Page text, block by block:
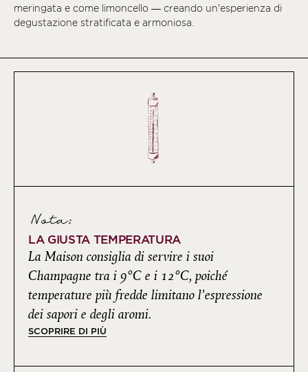
meringata e come limoncello — creando un'esperienza di
degustazione stratificata e armoniosa.
Nota:
LA GIUSTA TEMPERATURA
La Maison consiglia di servire i suoi
Champagne tra i 9°C e i 12°C, poiché
temperature più fredde limitano l'espressione
dei sapori e degli aromi.
SCOPRIRE DI PIÙ